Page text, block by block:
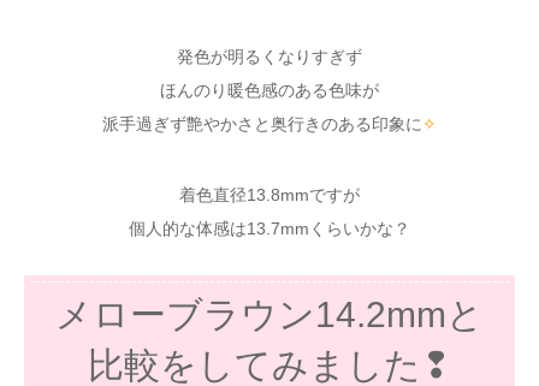
発色が明るくなりすぎず
ほんのり暖色感のある色味が
派手過ぎず艶やかさと奥行きのある印象に✧
着色直径13.8mmですが
個人的な体感は13.7mmくらいかな？
メローブラウン14.2mmと
比較をしてみました❢